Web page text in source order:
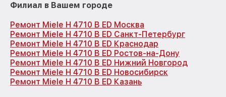
Филиал в Вашем городе
Ремонт Miele H 4710 B ED Москва
Ремонт Miele H 4710 B ED Санкт-Петербург
Ремонт Miele H 4710 B ED Краснодар
Ремонт Miele H 4710 B ED Ростов-на-Дону
Ремонт Miele H 4710 B ED Нижний Новгород
Ремонт Miele H 4710 B ED Новосибирск
Ремонт Miele H 4710 B ED Казань